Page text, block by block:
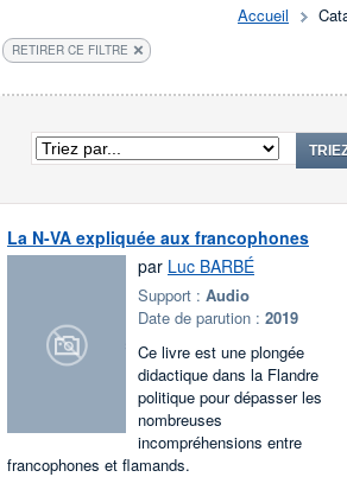
Accueil
RETIRER CE FILTRE
La N-VA expliquée aux francophones
par Luc BARBÉ
Support : Audio
Date de parution : 2019
Ce livre est une plongée
didactique dans la Flandre
politique pour dépasser les
nombreuses
incompréhensions entre
francophones et flamands.